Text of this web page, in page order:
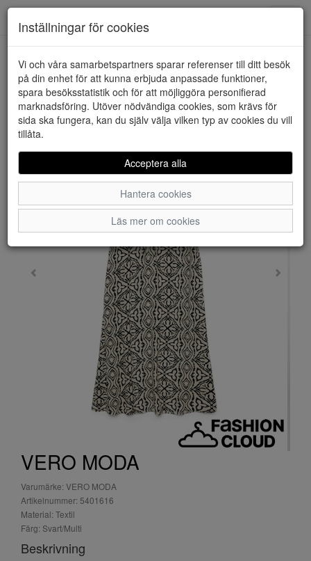
HEM VERO MODA
VERO MODA
Varumärke: VERO MODA
Artikelnummer: 5401616
Material: Textil
Färg: Svart/Multi
Beskrivning
Inställningar för cookies
Vi och våra samarbetspartners sparar referenser till ditt besök
på din enhet för att kunna erbjuda anpassade funktioner,
spara besöksstatistik och för att möjliggöra personifierad
marknadsföring. Utöver nödvändiga cookies, som krävs för
sida ska fungera, kan du själv välja vilken typ av cookies du vill
tillåta.
Acceptera alla
Hantera cookies
Läs mer om cookies